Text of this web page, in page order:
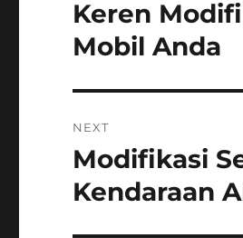
Previous
post:
Keren
Mobil Anda
NEXT
Next
post:
Modifikasi
Kendaraan